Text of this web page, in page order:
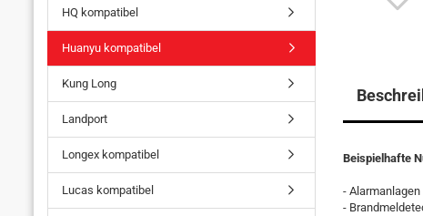
Beispielhafte
- Alarmanlagen
-
HQ kompatibel
Huanyu kompatibel
Kung Long
Landport
Longex kompatibel
Lucas kompatibel